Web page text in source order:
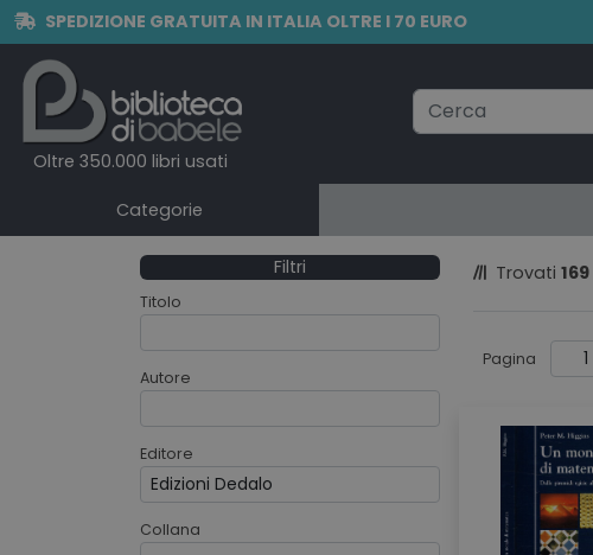
SPEDIZIONE GRATUITA IN ITALIA OLTRE I 70 EURO
Oltre 350.000 libri usati
Categorie
Filtri
Titolo
Autore
Editore
Collana
Trovati 169
Pagina